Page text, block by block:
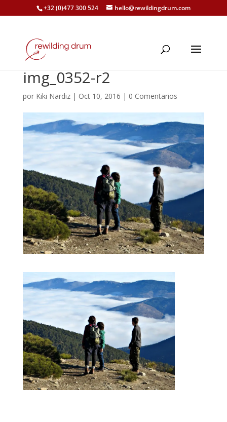
+32 (0)477 300 524 hello@rewildingdrum.com
img_0352-r2
por Kiki Nardiz| Oct 10, 2016 | 0 Comentarios